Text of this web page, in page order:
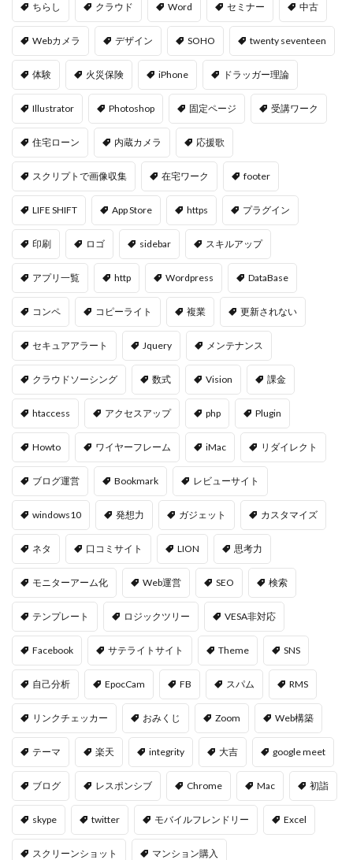
ちらし クラウド Word セミナー 中古
Webカメラ デザイン SOHO twenty seventeen
体験 火災保険 iPhone ドラッガー理論
Illustrator Photoshop 固定ページ 受講ワーク
住宅ローン 内蔵カメラ 応援歌
スクリプトで画像収集 在宅ワーク footer
LIFE SHIFT App Store https プラグイン
印刷 ロゴ sidebar スキルアップ
アプリ一覧 http Wordpress DataBase
コンペ コピーライト 複業 更新されない
セキュアアラート Jquery メンテナンス
クラウドソーシング 数式 Vision 課金
htaccess アクセスアップ php Plugin
Howto ワイヤーフレーム iMac リダイレクト
ブログ運営 Bookmark レビューサイト
windows10 発想力 ガジェット カスタマイズ
ネタ 口コミサイト LION 思考力
モニターアーム化 Web運営 SEO 検索
テンプレート ロジックツリー VESA非対応
Facebook サテライトサイト Theme SNS
自己分析 EpocCam FB スパム RMS
リンクチェッカー おみくじ Zoom Web構築
テーマ 楽天 integrity 大吉 google meet
ブログ レスポンシブ Chrome Mac 初詣
skype twitter モバイルフレンドリー Excel
スクリーンショット マンション購入